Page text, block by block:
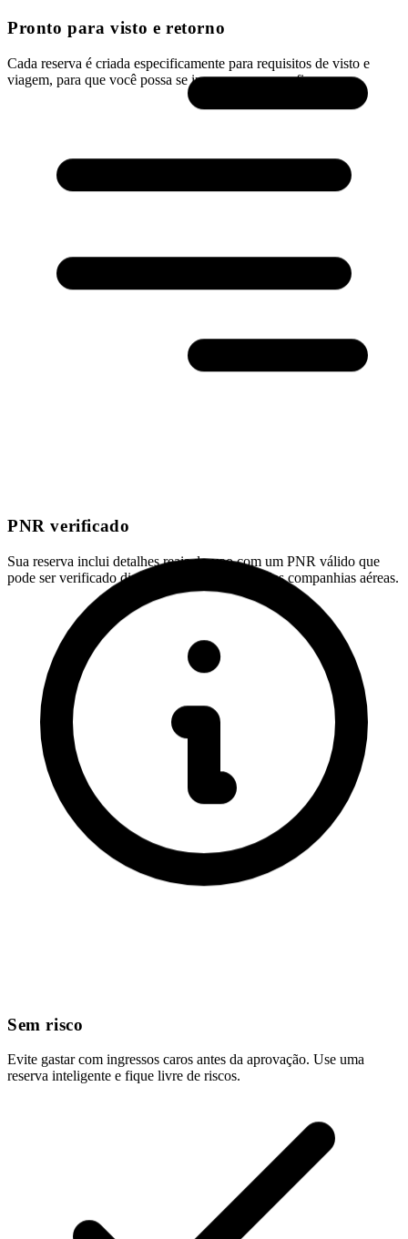
Pronto para visto e retorno
Cada reserva é criada especificamente para requisitos de visto e
viagem, para que você possa se inscrever com confiança.
PNR verificado
Sua reserva inclui detalhes reais do voo com um PNR válido que
pode ser verificado diretamente nos sistemas das companhias aéreas.
Sem risco
Evite gastar com ingressos caros antes da aprovação. Use uma
reserva inteligente e fique livre de riscos.